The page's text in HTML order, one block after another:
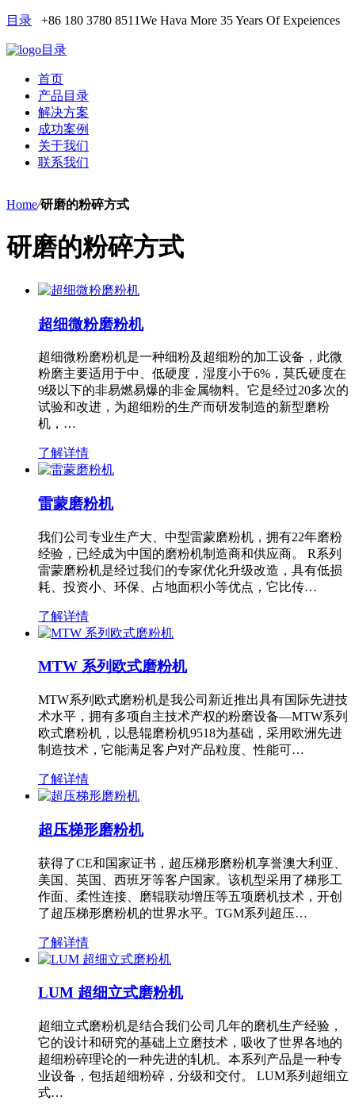
目录 +86 180 3780 8511We Hava More 35 Years Of Expeiences
目录
首页
产品目录
解决方案
成功案例
关于我们
联系我们
Home/研磨的粉碎方式
研磨的粉碎方式
超细微粉磨粉机
超细微粉磨粉机是一种细粉及超细粉的加工设备，此微
粉磨主要适用于中、低硬度，湿度小于6%，莫氏硬度在
9级以下的非易燃易爆的非金属物料。它是经过20多次的
试验和改进，为超细粉的生产而研发制造的新型磨粉
机，…
了解详情
雷蒙磨粉机
我们公司专业生产大、中型雷蒙磨粉机，拥有22年磨粉
经验，已经成为中国的磨粉机制造商和供应商。 R系列
雷蒙磨粉机是经过我们的专家优化升级改造，具有低损
耗、投资小、环保、占地面积小等优点，它比传…
了解详情
MTW 系列欧式磨粉机
MTW系列欧式磨粉机是我公司新近推出具有国际先进技
术水平，拥有多项自主技术产权的粉磨设备—MTW系列
欧式磨粉机，以悬辊磨粉机9518为基础，采用欧洲先进
制造技术，它能满足客户对产品粒度、性能可…
了解详情
超压梯形磨粉机
获得了CE和国家证书，超压梯形磨粉机享誉澳大利亚、
美国、英国、西班牙等客户国家。该机型采用了梯形工
作面、柔性连接、磨辊联动增压等五项磨机技术，开创
了超压梯形磨粉机的世界水平。TGM系列超压…
了解详情
LUM 超细立式磨粉机
超细立式磨粉机是结合我们公司几年的磨机生产经验，
它的设计和研究的基础上立磨技术，吸收了世界各地的
超细粉碎理论的一种先进的轧机。本系列产品是一种专
业设备，包括超细粉碎，分级和交付。 LUM系列超细立
式…